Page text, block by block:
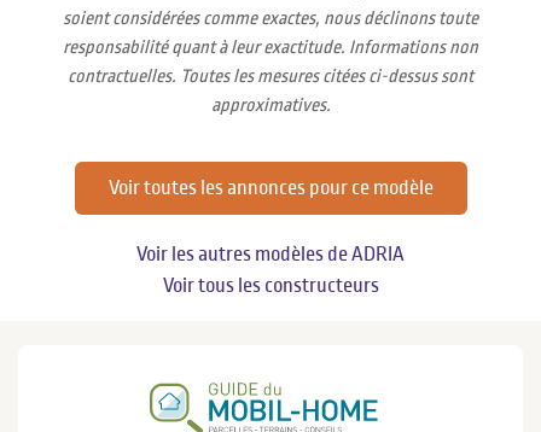
soient considérées comme exactes, nous déclinons toute
responsabilité quant à leur exactitude. Informations non
contractuelles. Toutes les mesures citées ci-dessus sont
approximatives.
Voir toutes les annonces pour ce modèle
Voir les autres modèles de ADRIA
Voir tous les constructeurs